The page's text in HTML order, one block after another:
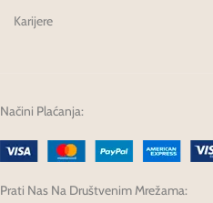
Karijere
Načini Plaćanja:
Prati Nas Na Društvenim Mrežama: